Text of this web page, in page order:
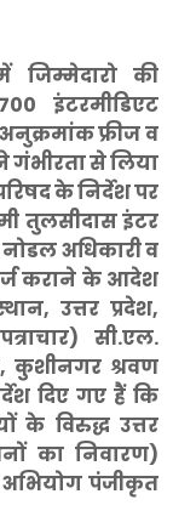
जिम्मेदारो की
इंटरमीडिएट
फ्रीज व
गंभीरता से लिया
के निर्देश पर
तुलसीदास इंटर
अधिकारी व
कराने के आदेश
उत्तर प्रदेश,
सी.एल.
कुशीनगर श्रवण
दिए गए हैं कि
के विरुद्ध उत्तर
का निवारण)
पंजीकृत